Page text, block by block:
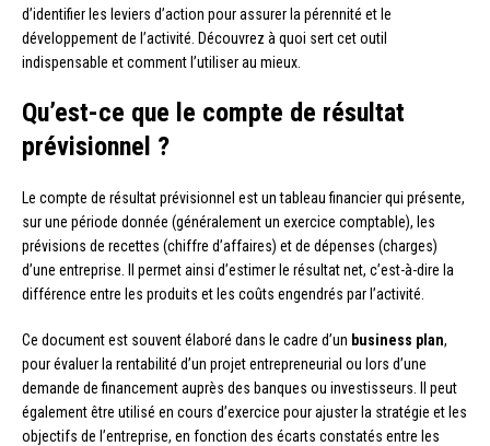
d’identifier les leviers d’action pour assurer la pérennité et le
développement de l’activité. Découvrez à quoi sert cet outil
indispensable et comment l’utiliser au mieux.
Qu’est-ce que le compte de résultat
prévisionnel ?
Le compte de résultat prévisionnel est un tableau financier qui présente,
sur une période donnée (généralement un exercice comptable), les
prévisions de recettes (chiffre d’affaires) et de dépenses (charges)
d’une entreprise. Il permet ainsi d’estimer le résultat net, c’est-à-dire la
différence entre les produits et les coûts engendrés par l’activité.
Ce document est souvent élaboré dans le cadre d’un business plan,
pour évaluer la rentabilité d’un projet entrepreneurial ou lors d’une
demande de financement auprès des banques ou investisseurs. Il peut
également être utilisé en cours d’exercice pour ajuster la stratégie et les
objectifs de l’entreprise, en fonction des écarts constatés entre les